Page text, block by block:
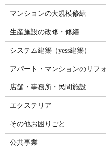
マンションの大規模修繕
生産施設の改修・修繕
システム建築（yess建築）
アパート・マンションのリフ
店舗・事務所・民間施設
エクステリア
その他お困りごと
公共事業